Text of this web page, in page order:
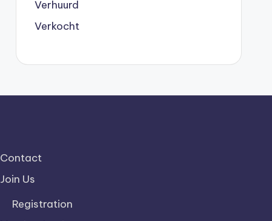
Verhuurd
Verkocht
Contact
Join Us
Registration